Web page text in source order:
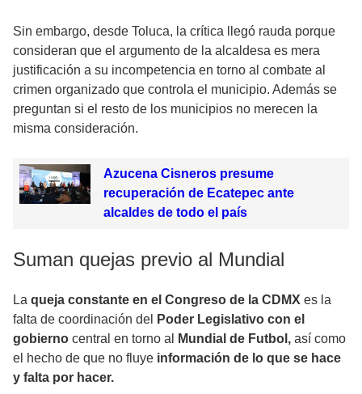
Sin embargo, desde Toluca, la crítica llegó rauda porque
consideran que el argumento de la alcaldesa es mera
justificación a su incompetencia en torno al combate al
crimen organizado que controla el municipio. Además se
preguntan si el resto de los municipios no merecen la
misma consideración.
Azucena Cisneros presume
recuperación de Ecatepec ante
alcaldes de todo el país
Suman quejas previo al Mundial
La queja constante en el Congreso de la CDMX es la
falta de coordinación del
Poder Legislativo con el
gobierno central en torno al Mundial de Futbol, así como
el hecho de que no fluye información de lo que se hace
y falta por hacer.